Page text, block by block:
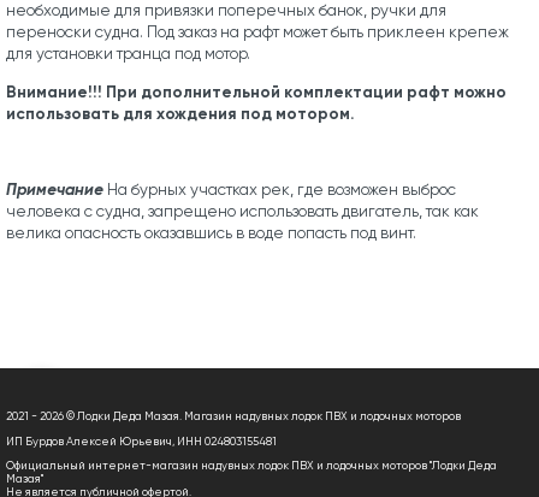
необходимые для привязки поперечных банок, ручки для
переноски судна. Под заказ на рафт может быть приклеен крепеж
для установки транца под мотор.
Внимание!!! При дополнительной комплектации рафт можно
использовать для хождения под мотором.
Примечание На бурных участках рек, где возможен выброс
человека с судна, запрещено использовать двигатель, так как
велика опасность оказавшись в воде попасть под винт.
2021 - 2026 © Лодки Деда Мазая. Магазин надувных лодок ПВХ и лодочных моторов
ИП Бурдов Алексей Юрьевич, ИНН 024803155481
Официальный интернет-магазин надувных лодок ПВХ и лодочных моторов "Лодки Деда
Мазая"
Не является публичной офертой.